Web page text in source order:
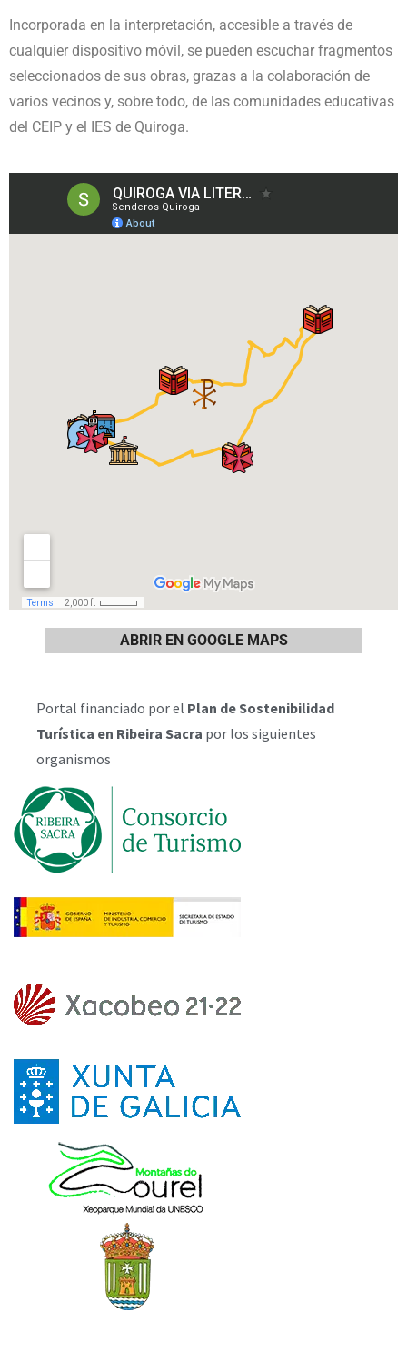
Incorporada en la interpretación, accesible a través de
cualquier dispositivo móvil, se pueden escuchar fragmentos
seleccionados de sus obras, grazas a la colaboración de
varios vecinos y, sobre todo, de las comunidades educativas
del CEIP y el IES de Quiroga.
ABRIR EN GOOGLE MAPS
Portal financiado por el Plan de Sostenibilidad
Turística en Ribeira Sacra por los siguientes
organismos